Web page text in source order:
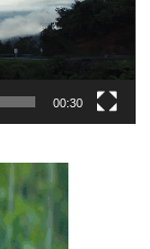
00:30